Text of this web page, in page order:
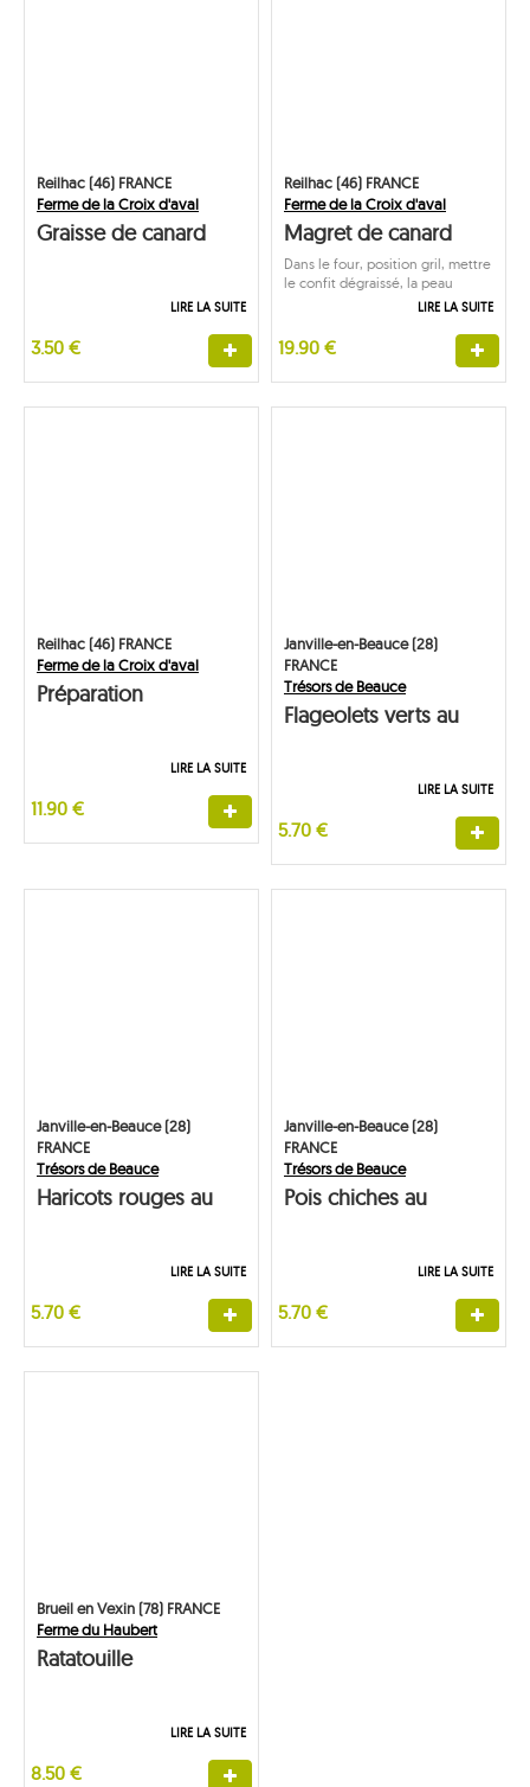
Reilhac (46) FRANCE
Ferme de la Croix d'aval
Graisse de canard
LIRE LA SUITE
3.50 €
Reilhac (46) FRANCE
Ferme de la Croix d'aval
Magret de canard
confit
Dans le four, position gril, mettre
le confit dégraissé, la peau
LIRE LA SUITE
19.90 €
Reilhac (46) FRANCE
Ferme de la Croix d'aval
Préparation
LIRE LA SUITE
11.90 €
Janville-en-Beauce (28)
FRANCE
Trésors de Beauce
Flageolets verts au
LIRE LA SUITE
5.70 €
Janville-en-Beauce (28)
FRANCE
Trésors de Beauce
Haricots rouges au
LIRE LA SUITE
5.70 €
Janville-en-Beauce (28)
FRANCE
Trésors de Beauce
Pois chiches au
LIRE LA SUITE
5.70 €
Brueil en Vexin (78) FRANCE
Ferme du Haubert
Ratatouille
LIRE LA SUITE
8.50 €